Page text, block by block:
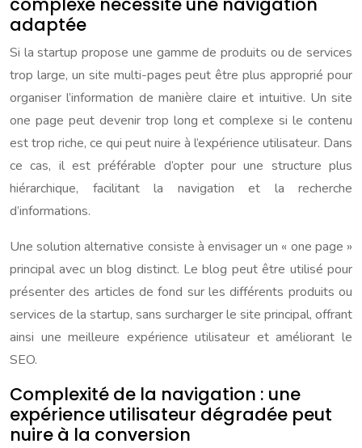
adaptée
Si la startup propose une gamme de produits ou de services
trop large, un site multi-pages peut être plus approprié pour
organiser l’information de manière claire et intuitive. Un site
one page peut devenir trop long et complexe si le contenu
est trop riche, ce qui peut nuire à l’expérience utilisateur. Dans
ce cas, il est préférable d’opter pour une structure plus
hiérarchique, facilitant la navigation et la recherche
d’informations.
Une solution alternative consiste à envisager un « one page »
principal avec un blog distinct. Le blog peut être utilisé pour
présenter des articles de fond sur les différents produits ou
services de la startup, sans surcharger le site principal, offrant
ainsi une meilleure expérience utilisateur et améliorant le
SEO.
Complexité de la navigation : une
expérience utilisateur dégradée peut
nuire à la conversion